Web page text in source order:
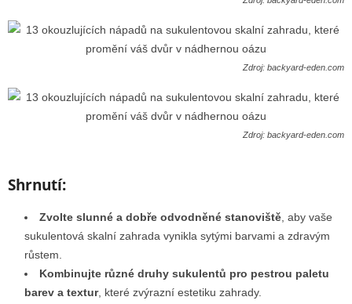
Zdroj: backyard-eden.com
Zdroj: backyard-eden.com
Shrnutí:
Zvolte slunné a dobře odvodněné stanoviště , aby vaše
sukulentová skalní zahrada vynikla sytými barvami a zdravým
růstem.
Kombinujte různé druhy sukulentů pro pestrou paletu
barev a textur, které zvýrazní estetiku zahrady.